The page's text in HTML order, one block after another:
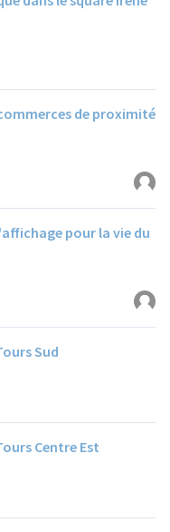
de proximité
pour la vie du
Sud
Centre Est